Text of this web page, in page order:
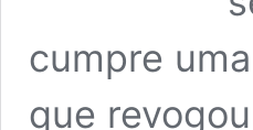
cumpre
que